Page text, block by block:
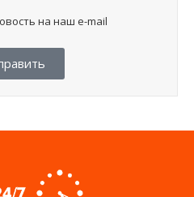
на наш e-mail